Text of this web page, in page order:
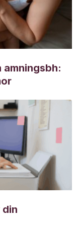
180134